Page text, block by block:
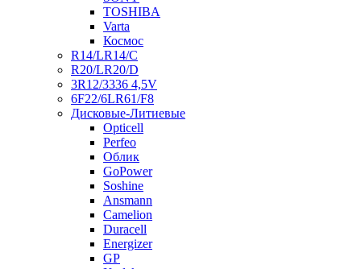
TOSHIBA
Varta
Космос
R14/LR14/C
R20/LR20/D
3R12/3336 4,5V
6F22/6LR61/F8
Дисковые-Литиевые
Opticell
Perfeo
Облик
GoPower
Soshine
Ansmann
Camelion
Duracell
Energizer
GP